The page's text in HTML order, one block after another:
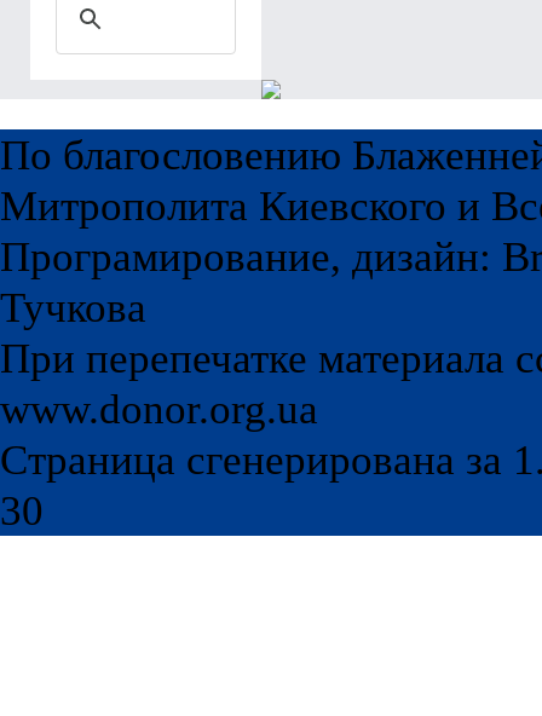
По благословению
Митрополита Киевского и
Програмирование, дизайн:
Тучкова
При перепечатке материала
www.donor.org.ua
Страница сгенерирована за
30